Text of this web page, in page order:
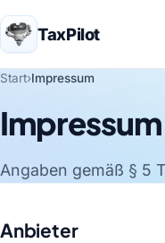
TaxPilot
Start›Impressum
Impressum
Angaben gemäß § 5
Anbieter